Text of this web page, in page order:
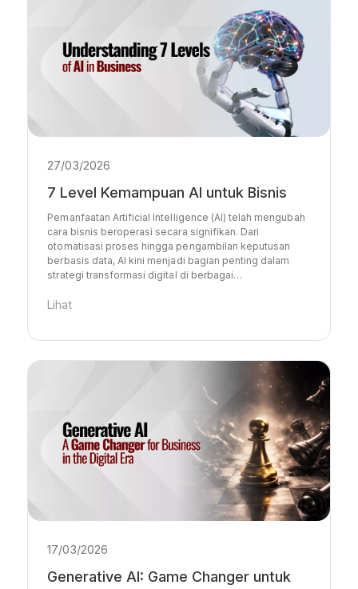
27/03/2026
7 Level Kemampuan AI untuk Bisnis
Pemanfaatan Artificial Intelligence (AI) telah mengubah
cara bisnis beroperasi secara signifikan. Dari
otomatisasi proses hingga pengambilan keputusan
berbasis data, AI kini menjadi bagian penting dalam
strategi transformasi digital di berbagai…
Lihat
17/03/2026
Generative AI: Game Changer untuk